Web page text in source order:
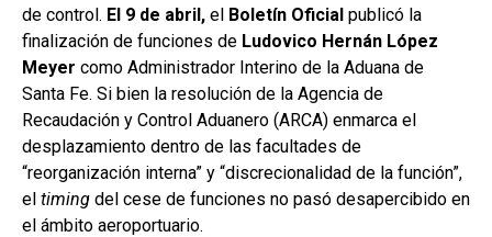
de control. El 9 de abril, el Boletín Oficial publicó la
finalización de funciones de Ludovico Hernán López
Meyer como Administrador Interino de la Aduana de
Santa Fe. Si bien la resolución de la Agencia de
Recaudación y Control Aduanero (ARCA) enmarca el
desplazamiento dentro de las facultades de
“reorganización interna” y “discrecionalidad de la función”,
el timing del cese de funciones no pasó desapercibido en
el ámbito aeroportuario.